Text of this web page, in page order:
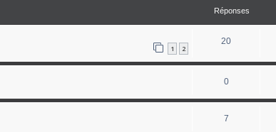
Réponses
1 2
20
0
7